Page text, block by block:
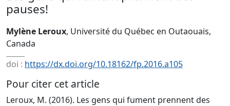
pauses!
Mylène Leroux, Université du Québec en Outaouais,
Canada
doi : https://dx.doi.org/10.18162/fp.2016.a105
Pour citer cet article
Leroux, M. (2016). Les gens qui fument prennent des